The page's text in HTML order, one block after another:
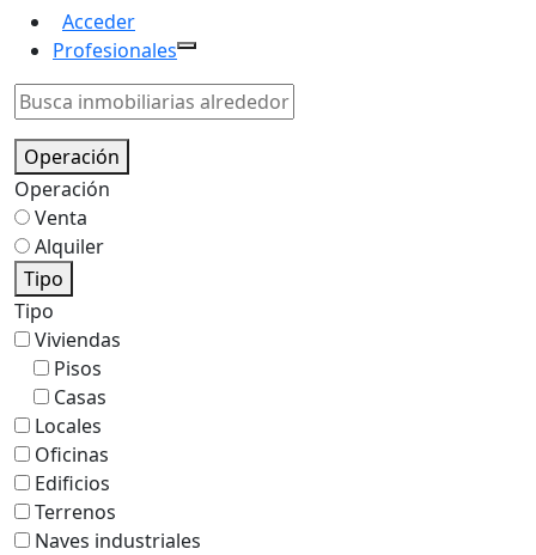
Acceder
Profesionales
Operación
Operación
Venta
Alquiler
Tipo
Tipo
Viviendas
Pisos
Casas
Locales
Oficinas
Edificios
Terrenos
Naves industriales